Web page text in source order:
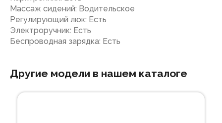
Массаж сидений: Водительское
Регулирующий люк: Есть
Электроручник: Есть
Беспроводная зарядка: Есть
Другие модели в нашем каталоге